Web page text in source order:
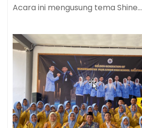
Acara ini mengusung tema Shine…